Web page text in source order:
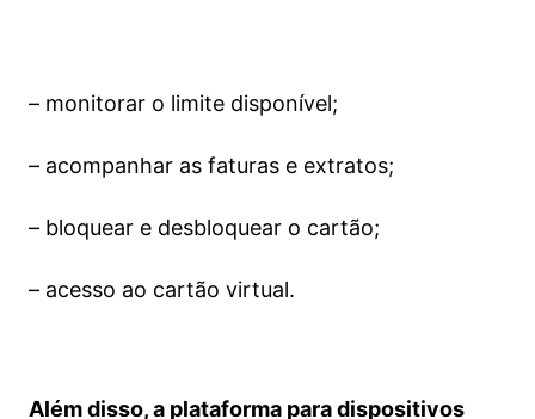
– monitorar o limite disponível;
– acompanhar as faturas e extratos;
– bloquear e desbloquear o cartão;
– acesso ao cartão virtual.
Além disso, a plataforma para dispositivos